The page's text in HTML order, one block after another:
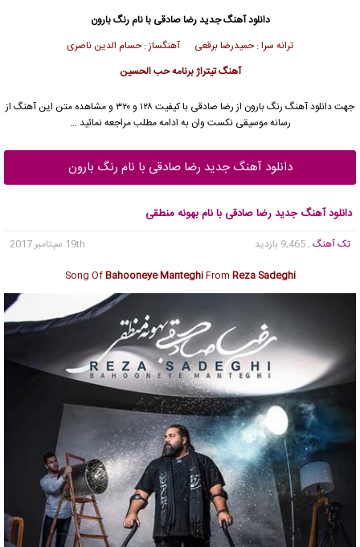
دانلود آهنگ جدیدرضا صادقی با نام رنگ بارون
ترانه سرا : حمیدرضا برقعی آهنگساز : حسام الدین ناصری
آهنگ تیتراژ برنامه حب الحسین
جهت دانلود آهنگ رنگ بارون از رضا صادقی
با کیفیت ۱۲۸ و ۳۲۰ و مشاهده متن این آهنگ از
رسانه موسیقی نکست وان به ادامه مطلب مراجعه نمائید …
دانلود آهنگ جدید رضا صادقی با نام رنگ بارون
دانلود آهنگ جدید رضا صادقی با نام بهونه منطقی
تک آهنگ , 9,465 بازدید
19th سپتامبر 2017
Song OfBahooneye ManteghiFrom Reza Sadeghi